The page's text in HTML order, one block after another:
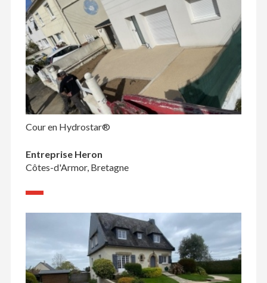
Cour en Hydrostar®
Entreprise Heron
Côtes-d'Armor, Bretagne